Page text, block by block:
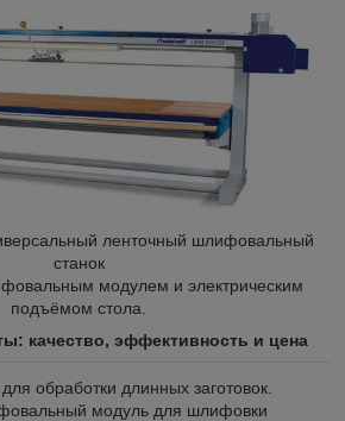
ленточный шлифовальный
станок
модулем и электрическим
подъёмом стола.
качество, эффективность и цена​
обработки длинных заготовок.
модуль для шлифовки